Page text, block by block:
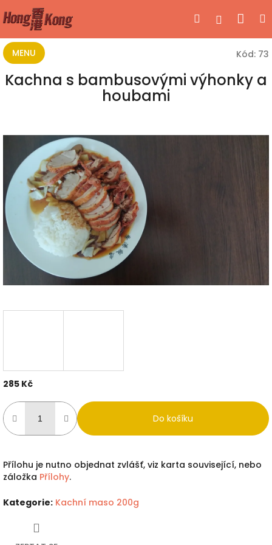
na
obsah
Hledat
MENU Kód: 73
Kachna s bambusovými výhonky a
houbami
285 Kč
cena:
Do košíku
Přílohu je nutno objednat zvlášť, viz karta související, nebo
záložka Přílohy.
Kategorie: Kachní maso 200g